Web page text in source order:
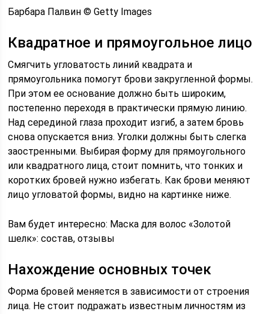
Барбара Палвин © Getty Images
Квадратное и прямоугольное лицо
Смягчить угловатость линий квадрата и
прямоугольника помогут брови закругленной формы.
При этом ее основание должно быть широким,
постепенно переходя в практически прямую линию.
Над серединой глаза проходит изгиб, а затем бровь
снова опускается вниз. Уголки должны быть слегка
заостренными. Выбирая форму для прямоугольного
или квадратного лица, стоит помнить, что тонких и
коротких бровей нужно избегать. Как брови меняют
лицо угловатой формы, видно на картинке ниже.
Вам будет интересно: Маска для волос «Золотой
шелк»: состав, отзывы
Нахождение основных точек
Форма бровей меняется в зависимости от строения
лица. Не стоит подражать известным личностям из